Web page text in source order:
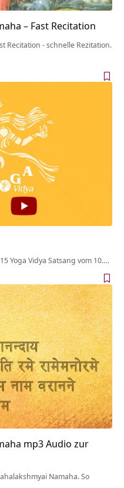
– Fast Recitation
Recitation - schnelle Rezitation.
Yoga Vidya Satsang vom 10.…
mp3 Audio zur
Namaha. So